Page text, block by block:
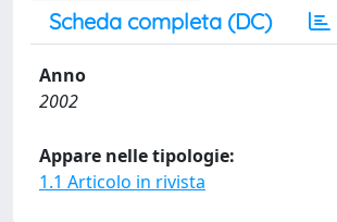
Scheda completa (DC)
Anno
2002
Appare nelle tipologie:
1.1 Articolo in rivista